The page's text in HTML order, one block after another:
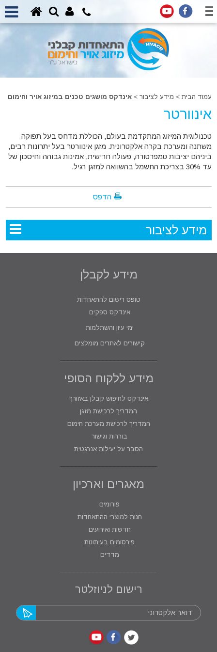
עמוד הבית > מידע לציבור >אינדקס מושגים טכנים במיזוג אויר וחימום
אינוורטר
טכנולוגית המיזוג המתקדמת בעולם, הכוללת מדחס בעל תפוקה
משתנה ומערכת בקרה אלקטרונית. מזגן אינוורטר בעל יתרונות רבים,
ביניהם יציבות טמפרטורה, פעולה חרישית, אמינות גבוהה וחיסכון של
עד 30% בצריכת החשמל בהשוואה למזגן רגיל.
הדפס
מידע לציבור
מידע לקבלן
טופס רישום להתאחדות
אינדקס ספקים
ימי עיון והשתלמות
קישורים לאתרים מומלצים
מידע ללקוח הסופי
אינדקס לחיפוש קבלן באזורך
המדריך לרכישת מזגן
המדריך לרכישת מערכת חימום
בוררות וגישור
הסבר על יעילות אנרגטית
מאגרים וארכיון
פורומים
חנות למוצרי ההתאחדות
חדשות ואירועים
פירסומים בעיתונות
מדדים
רישום לניוזלטר